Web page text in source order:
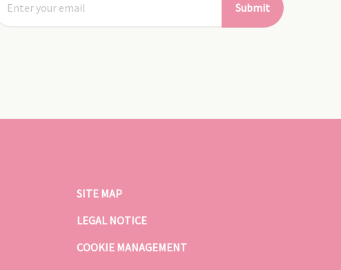
Submit
SITE MAP
LEGAL NOTICE
COOKIE MANAGEMENT